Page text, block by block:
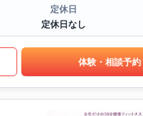
定休日
定休日なし
体験・相談予約